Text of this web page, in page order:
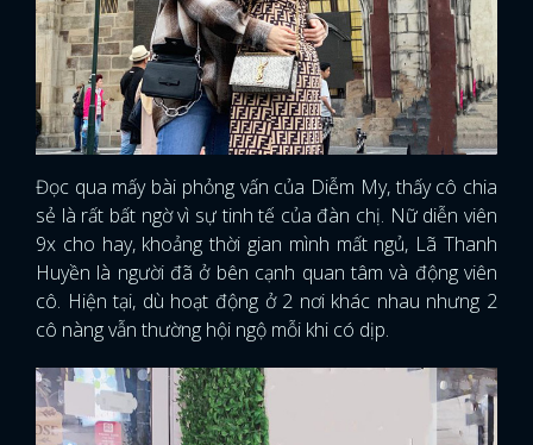
Đọc qua mấy bài phỏng vấn của Diễm My, thấy cô chia
sẻ là rất bất ngờ vì sự tinh tế của đàn chị. Nữ diễn viên
9x cho hay, khoảng thời gian mình mất ngủ, Lã Thanh
Huyền là người đã ở bên cạnh quan tâm và động viên
cô. Hiện tại, dù hoạt động ở 2 nơi khác nhau nhưng 2
cô nàng vẫn thường hội ngộ mỗi khi có dịp.